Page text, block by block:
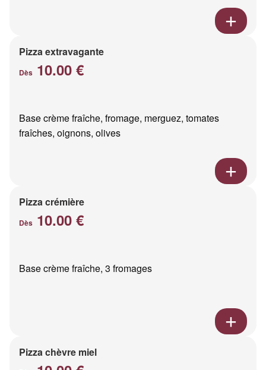
Pizza extravagante
Dès 10.00 €
Base crème fraîche, fromage, merguez, tomates
fraîches, oignons, olives
Pizza crémière
Dès 10.00 €
Base crème fraîche, 3 fromages
Pizza chèvre miel